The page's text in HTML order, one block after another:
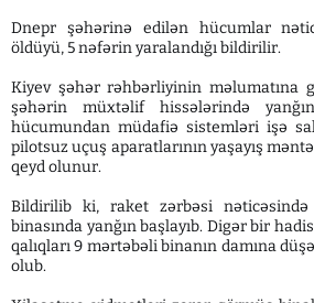
Dnepr şəhərinə edilən hücumlar
öldüyü, 5 nəfərin yaralandığı bildirilir.
Kiyev şəhər rəhbərliyinin məlumatına
şəhərin müxtəlif hissələrində
hücumundan müdafiə sistemləri işə
pilotsuz uçuş aparatlarının yaşayış
qeyd olunur.
Bildirilib ki, raket zərbəsi nəticəsində
binasında yanğın başlayıb. Digər bir
qalıqları 9 mərtəbəli binanın damına
olub.